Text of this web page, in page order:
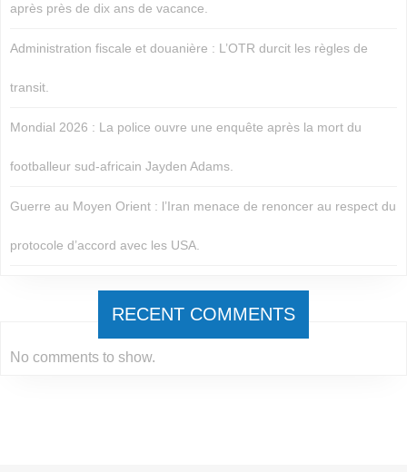
après près de dix ans de vacance.
Administration fiscale et douanière : L’OTR durcit les règles de
transit.
Mondial 2026 : La police ouvre une enquête après la mort du
footballeur sud-africain Jayden Adams.
Guerre au Moyen Orient : l’Iran menace de renoncer au respect du
protocole d’accord avec les USA.
RECENT COMMENTS
No comments to show.